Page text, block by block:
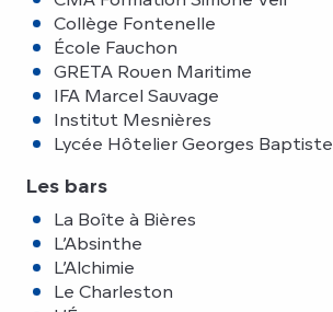
Collège Fontenelle
École Fauchon
GRETA Rouen Maritime
IFA Marcel Sauvage
Institut Mesnières
Lycée Hôtelier Georges Baptiste
Les bars
La Boîte à Bières
L’Absinthe
L’Alchimie
Le Charleston